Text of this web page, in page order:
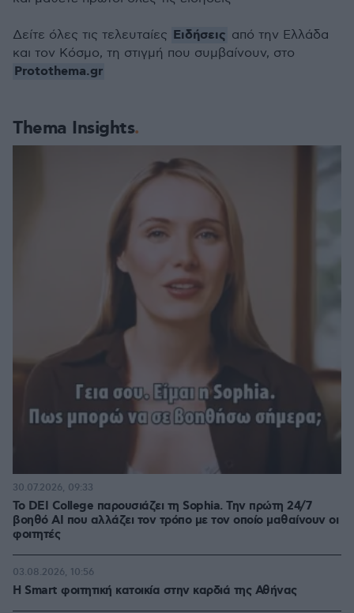
Thema Insights
Το DEI College παρουσιάζει τη Sophia. Την πρώτη 24/7
βοηθό AI που αλλάζει τον τρόπο με τον οποίο μαθαίνουν οι
φοιτητές
30.07.2026, 09:33
Η Smart φοιτητική κατοικία στην καρδιά της Αθήνας
03.08.2026, 10:56
Δείτε όλες τις τελευταίες Ειδήσεις από την Ελλάδα
και τον Κόσμο, τη στιγμή που συμβαίνουν, στο
Protothema.gr